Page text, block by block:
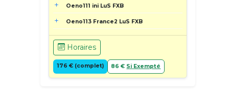
Oeno111 ini LuS FXB
Oeno113 France2 LuS FXB
Horaires
176 € (complet) 86 € Si Exempté